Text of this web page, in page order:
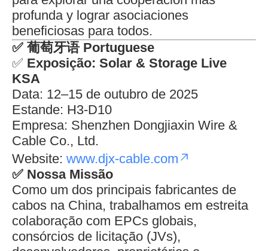
profunda y lograr asociaciones
beneficiosas para todos.
✅ 葡萄牙语 Portuguese
✅ Exposição: Solar & Storage Live
KSA
Data: 12–15 de outubro de 2025
Estande: H3-D10
Empresa: Shenzhen Dongjiaxin Wire &
Cable Co., Ltd.
Website: www.djx-cable.com
✅ Nossa Missão
Como um dos principais fabricantes de
cabos na China, trabalhamos em estreita
colaboração com EPCs globais,
consórcios de licitação (JVs),